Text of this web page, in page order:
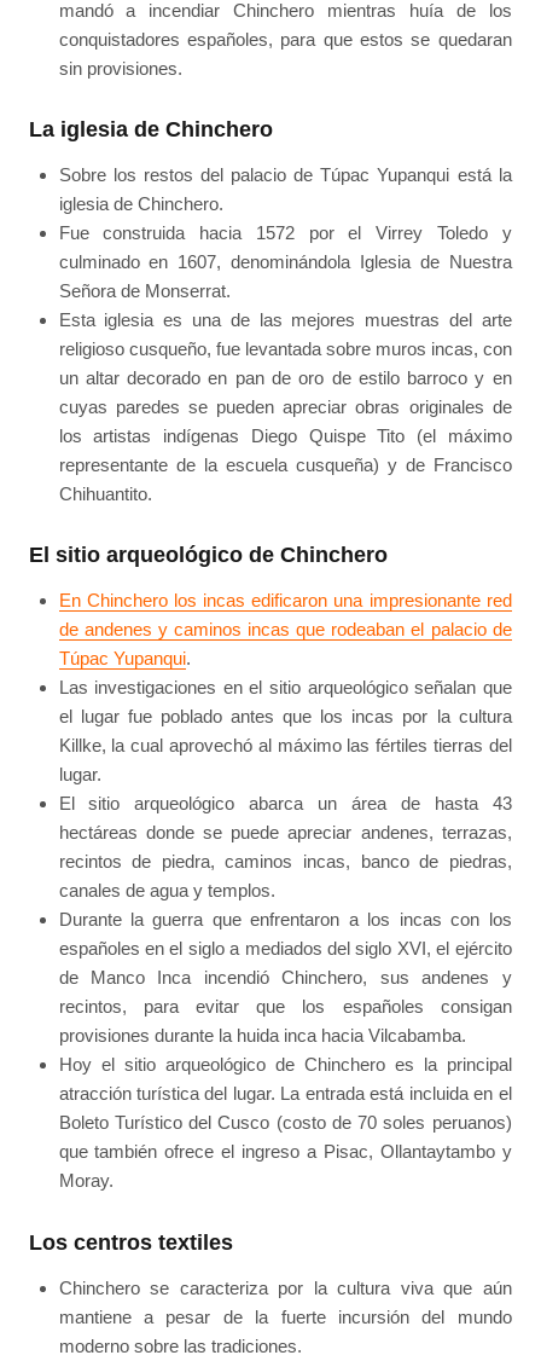
mandó a incendiar Chinchero mientras huía de los
conquistadores españoles, para que estos se quedaran
sin provisiones.
La iglesia de Chinchero
Sobre los restos del palacio de Túpac Yupanqui está la
iglesia de Chinchero.
Fue construida hacia 1572 por el Virrey Toledo y
culminado en 1607, denominándola Iglesia de Nuestra
Señora de Monserrat.
Esta iglesia es una de las mejores muestras del arte
religioso cusqueño, fue levantada sobre muros incas, con
un altar decorado en pan de oro de estilo barroco y en
cuyas paredes se pueden apreciar obras originales de
los artistas indígenas Diego Quispe Tito (el máximo
representante de la escuela cusqueña) y de Francisco
Chihuantito.
El sitio arqueológico de Chinchero
En Chinchero los incas edificaron una impresionante red
de andenes y caminos incas que rodeaban el palacio de
Túpac Yupanqui.
Las investigaciones en el sitio arqueológico señalan que
el lugar fue poblado antes que los incas por la cultura
Killke, la cual aprovechó al máximo las fértiles tierras del
lugar.
El sitio arqueológico abarca un área de hasta 43
hectáreas donde se puede apreciar andenes, terrazas,
recintos de piedra, caminos incas, banco de piedras,
canales de agua y templos.
Durante la guerra que enfrentaron a los incas con los
españoles en el siglo a mediados del siglo XVI, el ejército
de Manco Inca incendió Chinchero, sus andenes y
recintos, para evitar que los españoles consigan
provisiones durante la huida inca hacia Vilcabamba.
Hoy el sitio arqueológico de Chinchero es la principal
atracción turística del lugar. La entrada está incluida en el
Boleto Turístico del Cusco (costo de 70 soles peruanos)
que también ofrece el ingreso a Pisac, Ollantaytambo y
Moray.
Los centros textiles
Chinchero se caracteriza por la cultura viva que aún
mantiene a pesar de la fuerte incursión del mundo
moderno sobre las tradiciones.